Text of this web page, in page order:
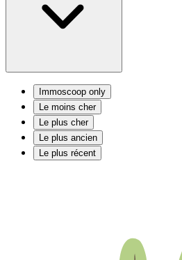
Immoscoop only
Le moins cher
Le plus cher
Le plus ancien
Le plus récent